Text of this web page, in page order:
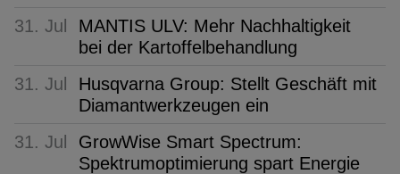
31. Jul
MANTIS ULV: Mehr Nachhaltigkeit
bei der Kartoffelbehandlung
31. Jul
Husqvarna Group: Stellt Geschäft mit
Diamantwerkzeugen ein
31. Jul
GrowWise Smart Spectrum:
Spektrumoptimierung spart Energie